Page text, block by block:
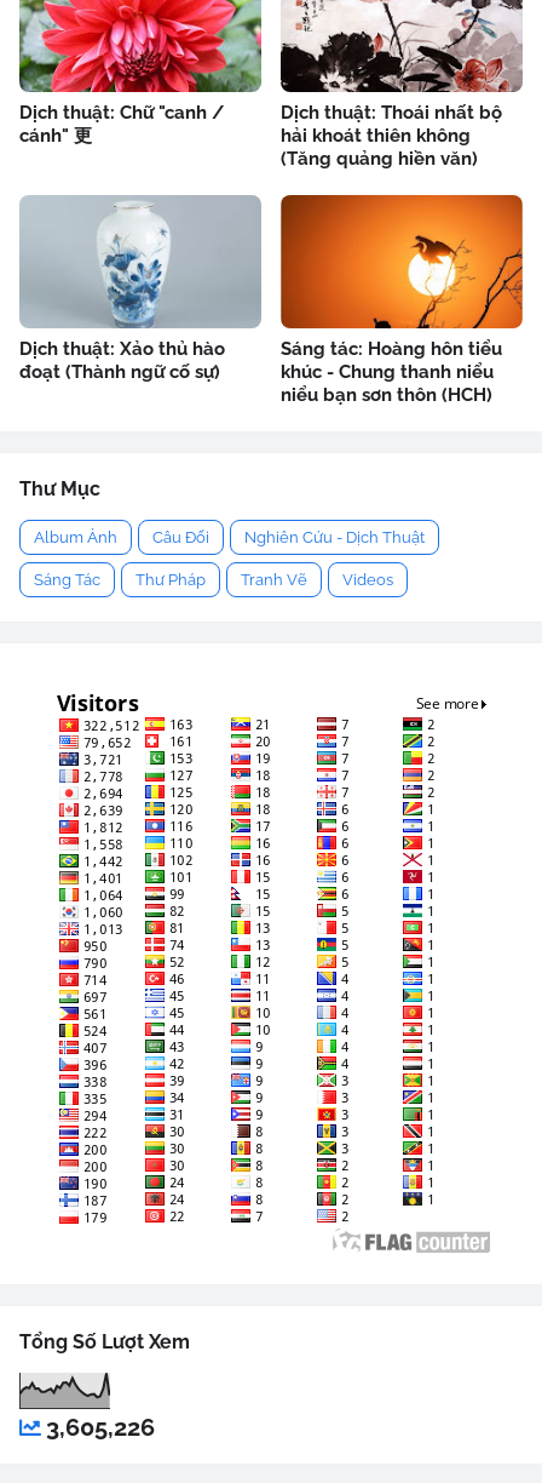
Dịch thuật: Chữ "canh /
cánh" 更
Dịch thuật: Thoái nhất bộ
hải khoát thiên không
(Tăng quảng hiền văn)
Dịch thuật: Xảo thủ hào
đoạt (Thành ngữ cố sự)
Sáng tác: Hoàng hôn tiểu
khúc - Chung thanh niểu
niểu bạn sơn thôn (HCH)
Thư Mục
Album Ảnh Câu Đối Nghiên Cứu - Dịch Thuật
Sáng Tác Thư Pháp Tranh Vẽ Videos
Tổng Số Lượt Xem
3,605,226